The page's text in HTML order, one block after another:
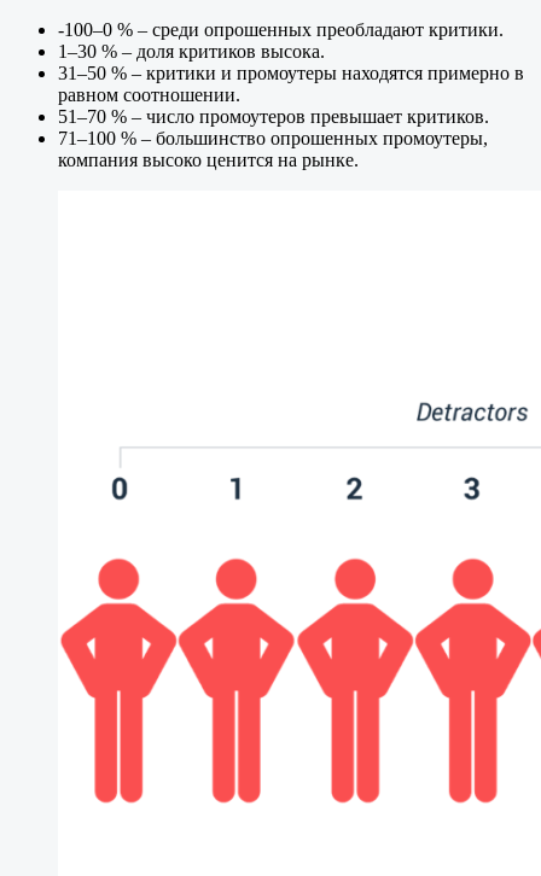
-100–0 % – среди опрошенных преобладают критики.
1–30 % – доля критиков высока.
31–50 % – критики и промоутеры находятся примерно в
равном соотношении.
51–70 % – число промоутеров превышает критиков.
71–100 % – большинство опрошенных промоутеры,
компания высоко ценится на рынке.